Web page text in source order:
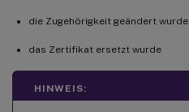
die Zugehörigkeit geändert wurde
das Zertifikat ersetzt wurde
HINWEIS: